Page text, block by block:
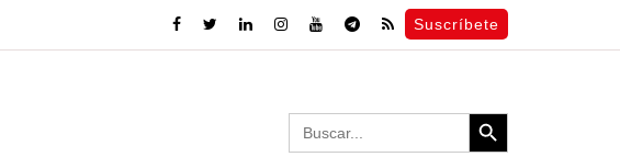
Suscríbete
Search
for:
Search Button